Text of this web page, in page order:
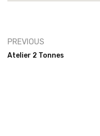
PREVIOUS
Atelier 2 Tonnes